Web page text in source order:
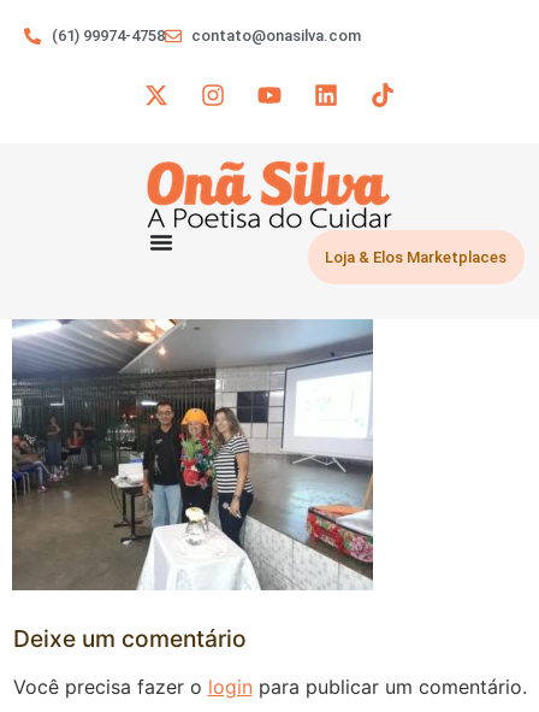
(61) 99974-4758 contato@onasilva.com
Loja & Elos Marketplaces
Deixe um comentário
Você precisa fazer o login para publicar um comentário.